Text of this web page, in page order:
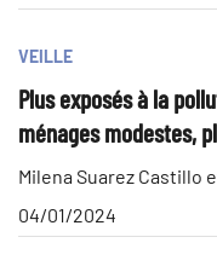
VEILLE
Plus exposés à la
ménages modestes,
Milena Suarez Castillo
04/01/2024